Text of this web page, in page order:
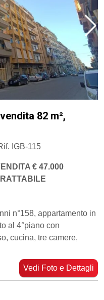
82 m²,
IGB-115
€ 47.000
n°158, appartamento in
al 4°piano con
cucina, tre camere,
Vedi Foto e Dettagli